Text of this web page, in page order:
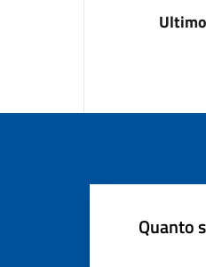
Quanto